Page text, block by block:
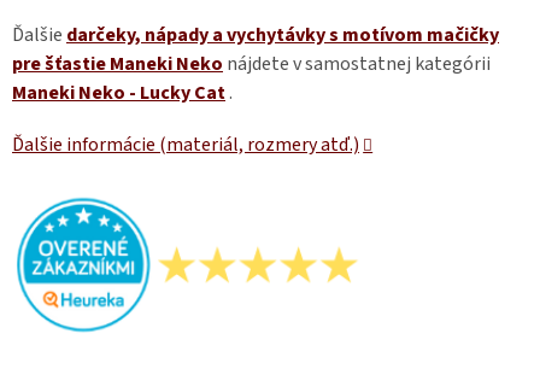
Ďalšie darčeky, nápady a vychytávky s motívom mačičky
pre šťastie Maneki Neko nájdete v samostatnej kategórii
Maneki Neko - Lucky Cat.
Ďalšie informácie (materiál, rozmery atď.)